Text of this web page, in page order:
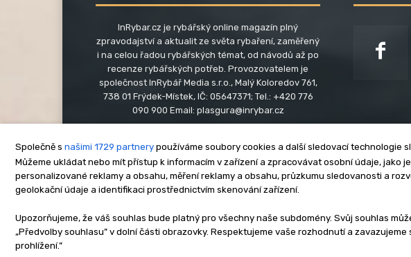
InRybar.cz je rybářský online magazín plný
zpravodajství a aktualit ze světa rybaření, zaměřený
i na celou řadou rybářských témat, od návodů až po
recenze rybářských potřeb. Provozovatelem je
společnost InRybář Media s.r.o., Malý Koloredov 761,
738 01 Frýdek-Místek, IČ: 05647371; Tel.: +420 776
090 900 Email: plasgura@inrybar.cz
O nás Kontakt Reklama Zásady
Copyright © www.inrybar.cz 2013 - 2026 | Na veškerý
Společně s našimi 1729 partnery používáme soubory cookies a další sledovací technologie
Můžeme ukládat nebo mít přístup k informacím v zařízení a zpracovávat osobní údaje, jako
personalizované reklamy a obsahu, měření reklamy a obsahu, průzkumu sledovanosti a
geolokační údaje a identifikaci prostřednictvím skenování zařízení.
Upozorňujeme, že váš souhlas bude platný pro všechny naše subdomény. Svůj souhlas
„Předvolby souhlasu” v dolní části obrazovky. Respektujeme vaše rozhodnutí a
prohlížení.”